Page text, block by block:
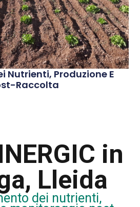
Nutrienti, Produzione E
Raccolta
in
Lleida
dei nutrienti,